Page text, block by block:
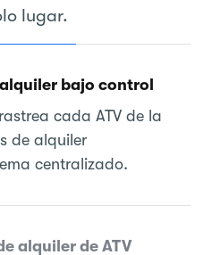
lugar.
bajo control
cada ATV de la
de alquiler
centralizado.
alquiler de ATV